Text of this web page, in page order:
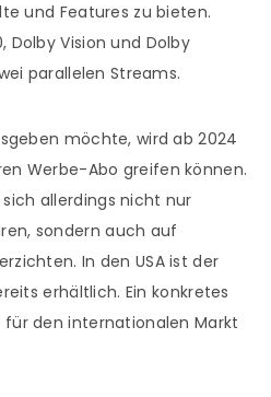
und Features zu bieten.
Dolby Vision und Dolby
parallelen Streams.
möchte, wird ab 2024
Werbe-Abo greifen können.
allerdings nicht nur
sondern auch auf
In den USA ist der
erhältlich. Ein konkretes
den internationalen Markt